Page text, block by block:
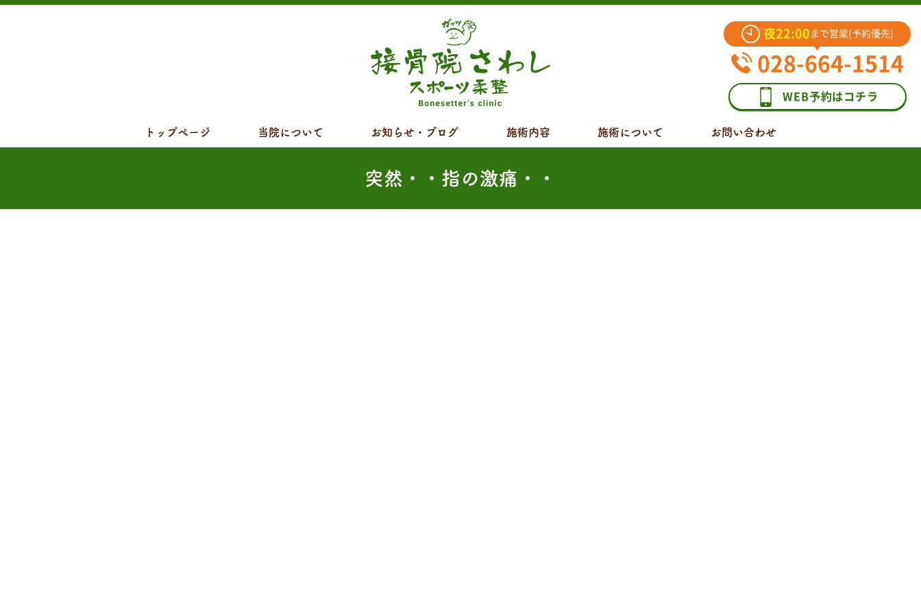
夜22:00 まで営業(予約優先)
028-664-1514
WEB予約はコチラ
トップページ 当院について お知らせ・ブログ 施術内容 施術について お問い合わせ
突然・・指の激痛・・